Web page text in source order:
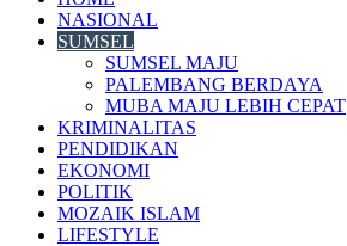
NASIONAL
SUMSEL
SUMSEL MAJU
PALEMBANG BERDAYA
MUBA MAJU LEBIH CEPAT
KRIMINALITAS
PENDIDIKAN
EKONOMI
POLITIK
MOZAIK ISLAM
LIFESTYLE